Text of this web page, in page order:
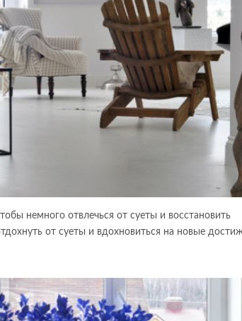
немного отвлечься от суеты и восстановить
от суеты и вдохновиться на новые